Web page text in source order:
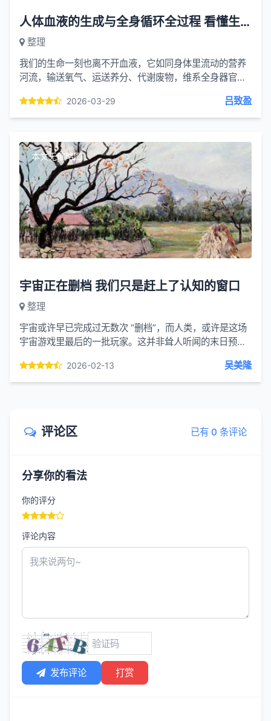
人体血液的生成与全身循环全过程 看懂生命的供养之道
整理
我们的生命一刻也离不开血液，它如同身体里流动的营养
河流，输送氧气、运送养分、代谢废物，维系全身器官正
流全身、周而...2026-03-29 吕致盈
本文无缩略图
宇宙正在删档 我们只是赶上了认知的窗口
整理
宇宙或许早已完成过无数次 “删档”，而人类，或许是这场
宇宙游戏里最后的一批玩家。这并非耸人听闻的末日预
快到将大部...2026-02-13 吴美隆
评论区 已有 0 条评论
分享你的看法
你的评分
评论内容
发布评论 打赏